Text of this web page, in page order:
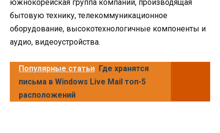
южнокорейская группа компаний, производящая
бытовую технику, телекоммуникационное
оборудование, высокотехнологичные компоненты и
аудио, видеоустройства.
Популярные статьи Где хранятся
письма в Windows Live Mail топ-5
расположений